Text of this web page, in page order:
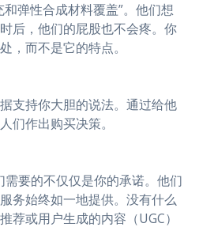
弹性合成材料覆盖”。他们想
后，他们的屁股也不会疼。你
，而不是它的特点。
支持你大胆的说法。通过给他
们作出购买决策。
需要的不仅仅是你的承诺。他们
务始终如一地提供。没有什么
荐或用户生成的内容（UGC）